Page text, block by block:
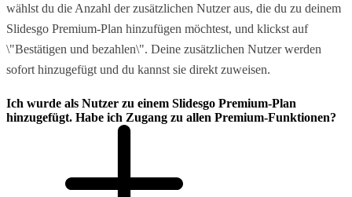
wählst du die Anzahl der zusätzlichen Nutzer aus, die du zu deinem
Slidesgo Premium-Plan hinzufügen möchtest, und klickst auf
\"Bestätigen und bezahlen\". Deine zusätzlichen Nutzer werden
sofort hinzugefügt und du kannst sie direkt zuweisen.
Ich wurde als Nutzer zu einem Slidesgo Premium-Plan
hinzugefügt. Habe ich Zugang zu allen Premium-Funktionen?